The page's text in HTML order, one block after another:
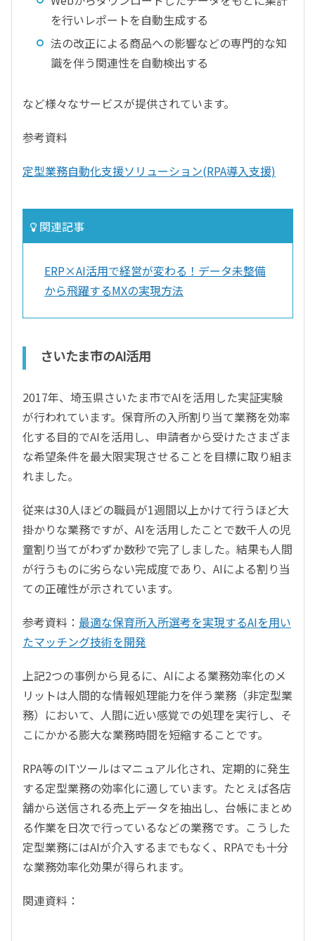
を行いレポートを自動生成する
法の改正による商品への影響などの専門的な知
識を伴う関連性を自動検出する
など様々なサービスが提供されています。
参考資料
定型業務自動化支援ソリューション(RPA導入支援)
関連記事
ERP×AI活用で経営が変わる！データ未整備
から飛躍するMXの実現方法
さいたま市のAI活用
2017年、埼玉県さいたま市でAIを活用した実証実験
が行われています。保育所の入所割り当て業務を効率
化する目的でAIを活用し、申請者から受けたさまざま
な希望条件を最大限実現させることを目標に取り組ま
れました。
従来は30人ほどの職員が1週間以上かけて行うほど大
掛かりな業務ですが、AIを活用したことで数千人の児
童割り当てがわずか数秒で完了しました。結果も人間
が行うものに劣らない完成度であり、AIによる割り当
ての正確性が示されています。
参考資料： 最適な保育所入所選考を実現するAIを用い
たマッチング技術を開発
上記2つの事例から見るに、AIによる業務効率化のメ
リットは人間的な情報処理能力を伴う業務（非定型業
務）において、人間に近い感覚での処理を実行し、そ
こにかかる膨大な業務時間を短縮することです。
RPA等のITツールはマニュアル化され、定期的に発生
する定型業務の効率化に適しています。たとえば各店
舗から送信される売上データを抽出し、台帳にまとめ
る作業を日次で行っているなどの業務です。こうした
定型業務にはAIが介入するまでもなく、RPAでも十分
な業務効率化効果が得られます。
関連資料：